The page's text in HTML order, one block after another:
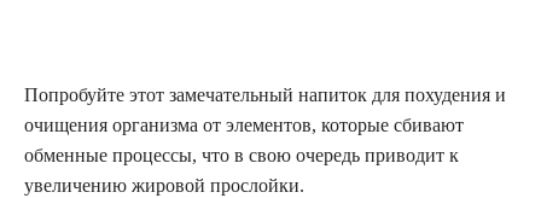
Попробуйте этот замечательный напиток для похудения и
очищения организма от элементов, которые сбивают
обменные процессы, что в свою очередь приводит к
увеличению жировой прослойки.